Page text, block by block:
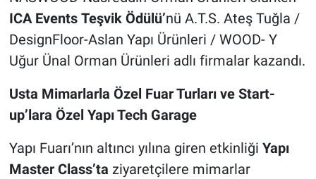
ICA Events Teşvik Ödülü’nü A.T.S. Ateş Tuğla /
DesignFloor-Aslan Yapı Ürünleri / WOOD- Y
Uğur Ünal Orman Ürünleri adlı firmalar kazandı.
Usta Mimarlarla Özel Fuar Turları ve Start-
up’lara Özel Yapı Tech Garage
Yapı Fuarı’nın altıncı yılına giren etkinliği Yapı
Master Class’ta ziyaretçilere mimarlar